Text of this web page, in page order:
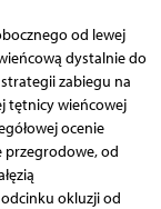
od lewej
dystalnie do
zabiegu na
tętnicy wieńcowej
ocenie
przegrodowe, od
okluzji od